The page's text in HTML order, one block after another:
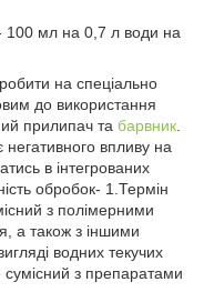
100 мл на 0,7 л води на
на спеціально
до використання
прилипач та барвник
впливу на
в інтегрованих
обробок- 1.Термін
з полімерними
а також з іншими
водних текучих
з препарaтами